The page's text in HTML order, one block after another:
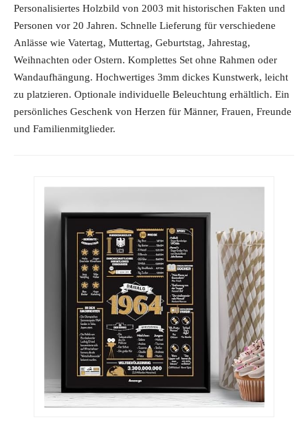
Personalisiertes Holzbild von 2003 mit historischen Fakten und
Personen vor 20 Jahren. Schnelle Lieferung für verschiedene
Anlässe wie Vatertag, Muttertag, Geburtstag, Jahrestag,
Weihnachten oder Ostern. Komplettes Set ohne Rahmen oder
Wandaufhängung. Hochwertiges 3mm dickes Kunstwerk, leicht
zu platzieren. Optionale individuelle Beleuchtung erhältlich. Ein
persönliches Geschenk von Herzen für Männer, Frauen, Freunde
und Familienmitglieder.